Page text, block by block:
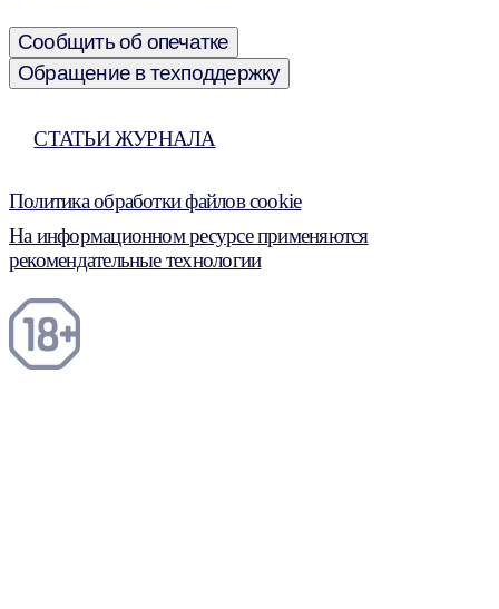
Сообщить об опечатке
Обращение в техподдержку
СТАТЬИ ЖУРНАЛА
Политика обработки файлов cookie
На информационном ресурсе применяются
рекомендательные технологии